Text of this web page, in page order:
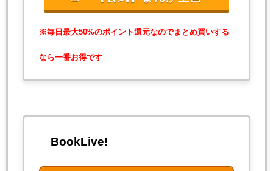
※毎日最大50%のポイント還元なのでまとめ買いする
なら一番お得です
BookLive!